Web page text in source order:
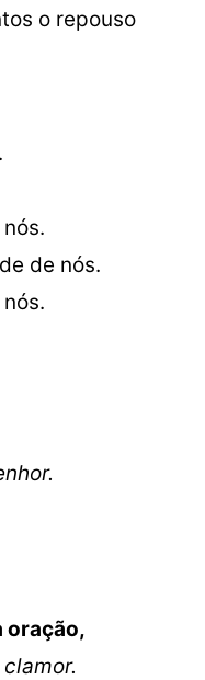
o repouso
de nós.
oração,